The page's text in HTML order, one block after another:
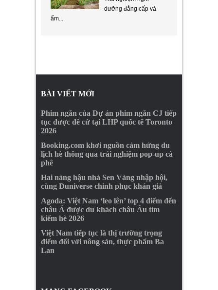
dưỡng đẳng cấp và
ẩm...
BÀI VIẾT MỚI
Phim ngắn của Dự án phim ngắn CJ tiếp
tục được đề cử tại LHP quốc tế Toronto
2026
Booking.com khơi nguồn cảm hứng du
lịch hè thông qua trải nghiệm pop-up cà
phê
Hai nàng hậu nhà Sen Vàng nhập hội,
cùng Duniverse chinh phục khán giả
Agoda: Việt Nam ‘leo lên’ top 4 điểm đến
châu Á được du khách châu Âu tìm
kiếm hè 2026
Việt Nam tiếp tục là thị trường trọng
điểm đối với nông sản, thực phẩm Ba
Lan